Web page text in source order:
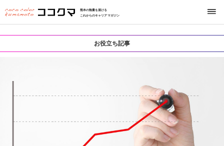
熊本の熱量を届ける
これからのキャリアマガジン
お役立ち記事